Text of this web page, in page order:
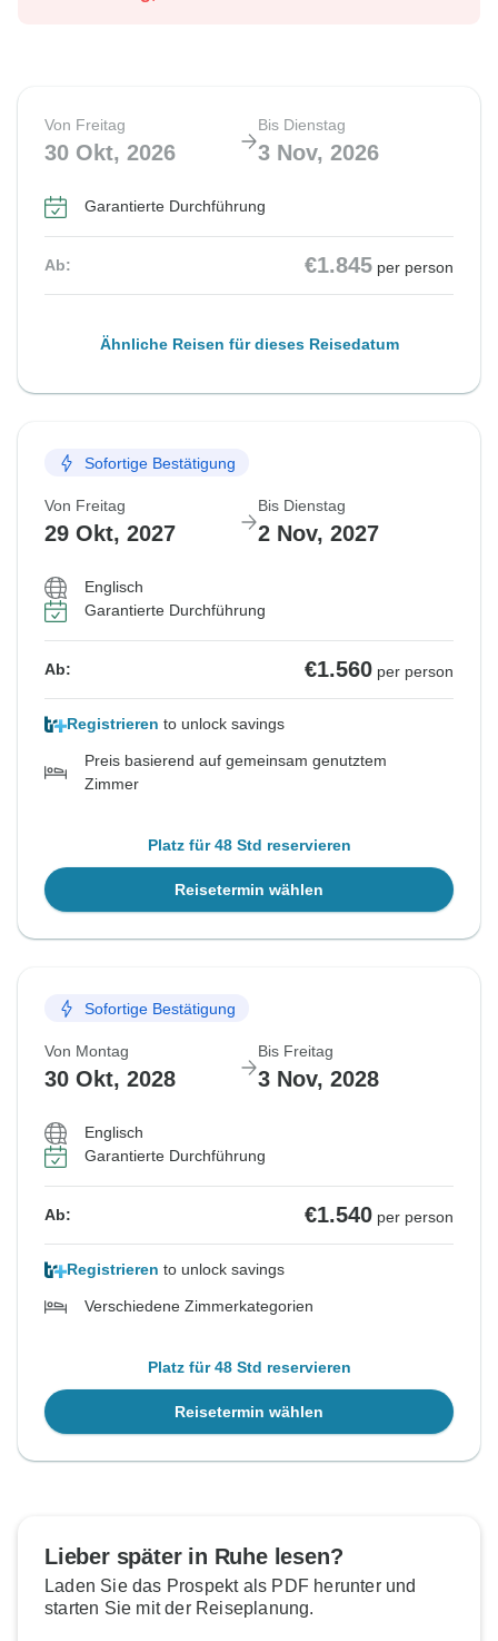
Von Freitag
30 Okt, 2026
Bis Dienstag
3 Nov, 2026
Garantierte Durchführung
Ab: €1.845 per person
Ähnliche Reisen für dieses Reisedatum
Sofortige Bestätigung
Von Freitag
29 Okt, 2027
Bis Dienstag
2 Nov, 2027
Englisch
Garantierte Durchführung
Ab: €1.560 per person
Registrieren to unlock savings
Preis basierend auf gemeinsam genutztem
Zimmer
Platz für 48 Std reservieren
Reisetermin wählen
Sofortige Bestätigung
Von Montag
30 Okt, 2028
Bis Freitag
3 Nov, 2028
Englisch
Garantierte Durchführung
Ab: €1.540 per person
Registrieren to unlock savings
Verschiedene Zimmerkategorien
Platz für 48 Std reservieren
Reisetermin wählen
Lieber später in Ruhe lesen?
Laden Sie das Prospekt als PDF herunter und
starten Sie mit der Reiseplanung.